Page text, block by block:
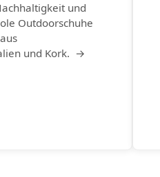
und
Outdoorschuhe
und Kork. →